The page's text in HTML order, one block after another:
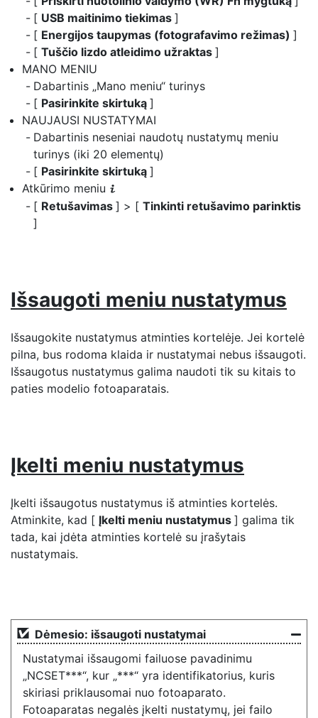
[ USB maitinimo tiekimas ]
[ Energijos taupymas (fotografavimo režimas) ]
[ Tuščio lizdo atleidimo užraktas ]
MANO MENIU
Dabartinis „Mano meniu“ turinys
[ Pasirinkite skirtuką ]
NAUJAUSI NUSTATYMAI
Dabartinis neseniai naudotų nustatymų meniu
turinys (iki 20 elementų)
[ Pasirinkite skirtuką ]
Atkūrimo meniu i
[ Retušavimas ] > [ Tinkinti retušavimo parinktis
]
Išsaugoti meniu nustatymus
Išsaugokite nustatymus atminties kortelėje. Jei kortelė
pilna, bus rodoma klaida ir nustatymai nebus išsaugoti.
Išsaugotus nustatymus galima naudoti tik su kitais to
paties modelio fotoaparatais.
Įkelti meniu nustatymus
Įkelti išsaugotus nustatymus iš atminties kortelės.
Atminkite, kad [ Įkelti meniu nustatymus ] galima tik
tada, kai įdėta atminties kortelė su įrašytais
nustatymais.
Dėmesio: išsaugoti nustatymai
Nustatymai išsaugomi failuose pavadinimu
„NCSET***“, kur „***“ yra identifikatorius, kuris
skiriasi priklausomai nuo fotoaparato.
Fotoaparatas negalės įkelti nustatymų, jei failo